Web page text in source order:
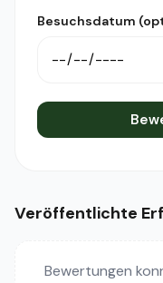
Besuchsdatum
Veröffentlichte
Bewertungen